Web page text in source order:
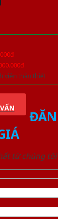
viên thân thiết
từ chúng tôi